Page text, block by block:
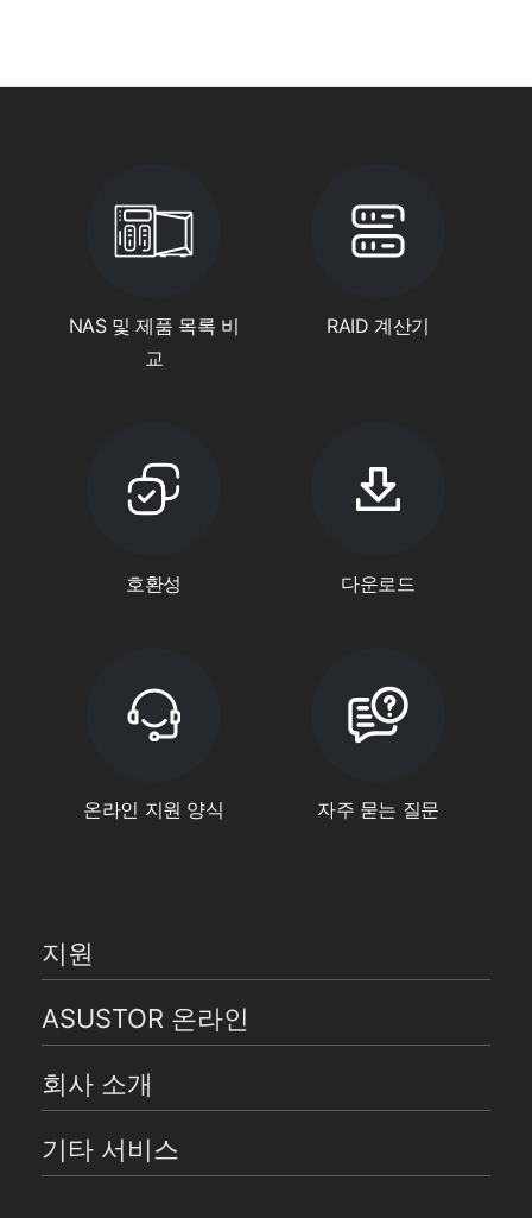
NAS 및 제품 목록 비
교
RAID 계산기
호환성 다운로드
온라인 지원 양식 자주 묻는 질문
지원
ASUSTOR 온라인
회사 소개
기타 서비스